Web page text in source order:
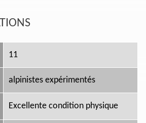
11
alpinistes expérimentés
Excellente condition physique